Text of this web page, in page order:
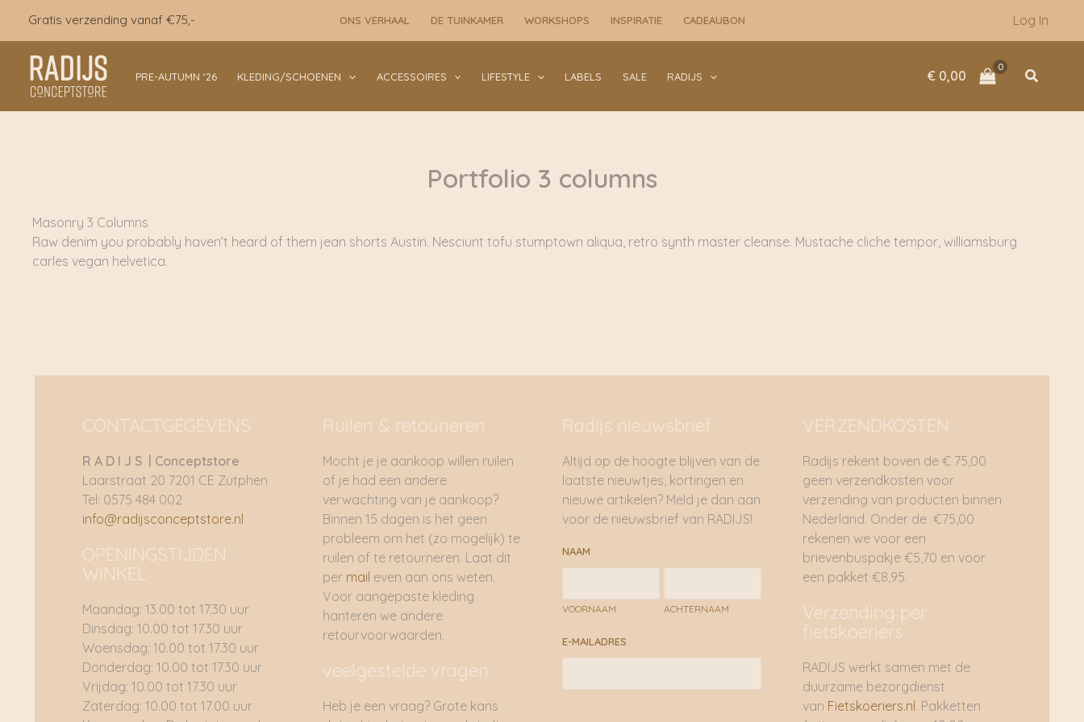
inhoud
Gratis verzending vanaf €75,- ONS VERHAAL DE TUINKAMER WORKSHOPS INSPIRATIE CADEAUBON Log In
PRE-AUTUMN ‘26 KLEDING/SCHOENEN ACCESSOIRES LIFESTYLE LABELS SALE RADIJS € 0,00 Zoeken
Portfolio 3 columns
Masonry 3 Columns
Raw denim you probably haven’t heard of them jean shorts Austin. Nesciunt tofu stumptown aliqua, retro synth master cleanse. Mustache cliche tempor, williamsburg
carles vegan helvetica.
CONTACTGEGEVENS
R A D I J S | Conceptstore
Laarstraat 20 7201 CE Zutphen
Tel: 0575 484 002
info@radijsconceptstore.nl
OPENINGSTIJDEN
WINKEL
Maandag: 13.00 tot 17.30 uur
Dinsdag: 10.00 tot 17.30 uur
Woensdag: 10.00 tot 17.30 uur
Donderdag: 10.00 tot 17.30 uur
Vrijdag: 10.00 tot 17.30 uur
Zaterdag: 10.00 tot 17.00 uur
Ruilen & retouneren
Mocht je je aankoop willen ruilen
of je had een andere
verwachting van je aankoop?
Binnen 15 dagen is het geen
probleem om het (zo mogelijk) te
ruilen of te retourneren. Laat dit
permail even aan ons weten.
Voor aangepaste kleding
hanteren we andere
retourvoorwaarden.
veelgestelde vragen
Heb je een vraag? Grote kans
Radijs nieuwsbrief
Altijd op de hoogte blijven van de
laatste nieuwtjes, kortingen en
nieuwe artikelen? Meld je dan aan
voor de nieuwsbrief van RADIJS!
NAAM
VOORNAAM ACHTERNAAM
E-MAILADRES
VERZENDKOSTEN
Radijs rekent boven de € 75,00
geen verzendkosten voor
verzending van producten binnen
Nederland. Onder de €75,00
rekenen we voor een
brievenbuspakje €5,70 en voor
een pakket €8,95.
Verzending per
fietskoeriers
RADIJS werkt samen met de
duurzame bezorgdienst
van Fietskoeriers.nl . Pakketten